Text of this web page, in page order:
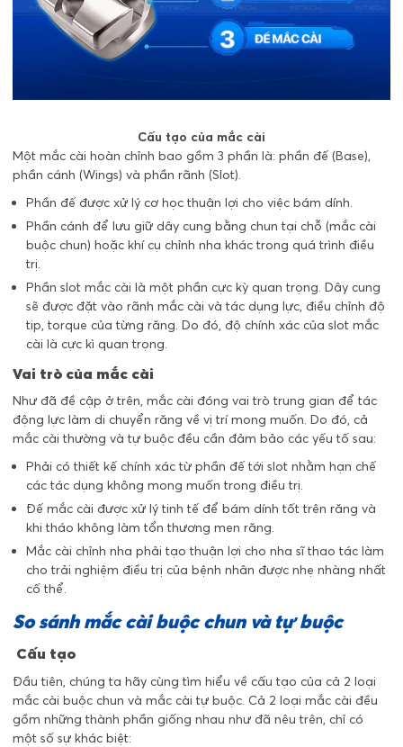
Cấu tạo của mắc cài
Một mắc cài hoàn chỉnh bao gồm 3 phần là: phần đế (Base),
phần cánh (Wings) và phần rãnh (Slot).
Phần đế được xử lý cơ học thuận lợi cho việc bám dính.
Phần cánh để lưu giữ dây cung bằng chun tại chỗ (mắc cài
buộc chun) hoặc khí cụ chỉnh nha khác trong quá trình điều
trị.
Phần slot mắc cài là một phần cực kỳ quan trọng. Dây cung
sẽ được đặt vào rãnh mắc cài và tác dụng lực, điều chỉnh độ
tip, torque của từng răng. Do đó, độ chính xác của slot mắc
cài là cực kì quan trọng.
Vai trò của mắc cài
Như đã đề cập ở trên, mắc cài đóng vai trò trung gian để tác
động lực làm di chuyển răng về vị trí mong muốn. Do đó, cả
mắc cài thường và tự buộc đều cần đảm bảo các yếu tố sau:
Phải có thiết kế chính xác từ phần đế tới slot nhằm hạn chế
các tác dụng không mong muốn trong điều trị.
Đế mắc cài được xử lý tinh tế để bám dính tốt trên răng và
khi tháo không làm tổn thương men răng.
Mắc cài chỉnh nha phải tạo thuận lợi cho nha sĩ thao tác làm
cho trải nghiệm điều trị của bệnh nhân được nhẹ nhàng nhất
cố thể.
So sánh mắc cài buộc chun và tự buộc
Cấu tạo
Đầu tiên, chúng ta hãy cùng tìm hiểu về cấu tạo của cả 2 loại
mắc cài buộc chun và mắc cài tự buộc. Cả 2 loại mắc cài đều
gồm những thành phần giống nhau như đã nêu trên, chỉ có
một số sự khác biệt: